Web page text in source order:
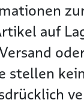
auf
stellen